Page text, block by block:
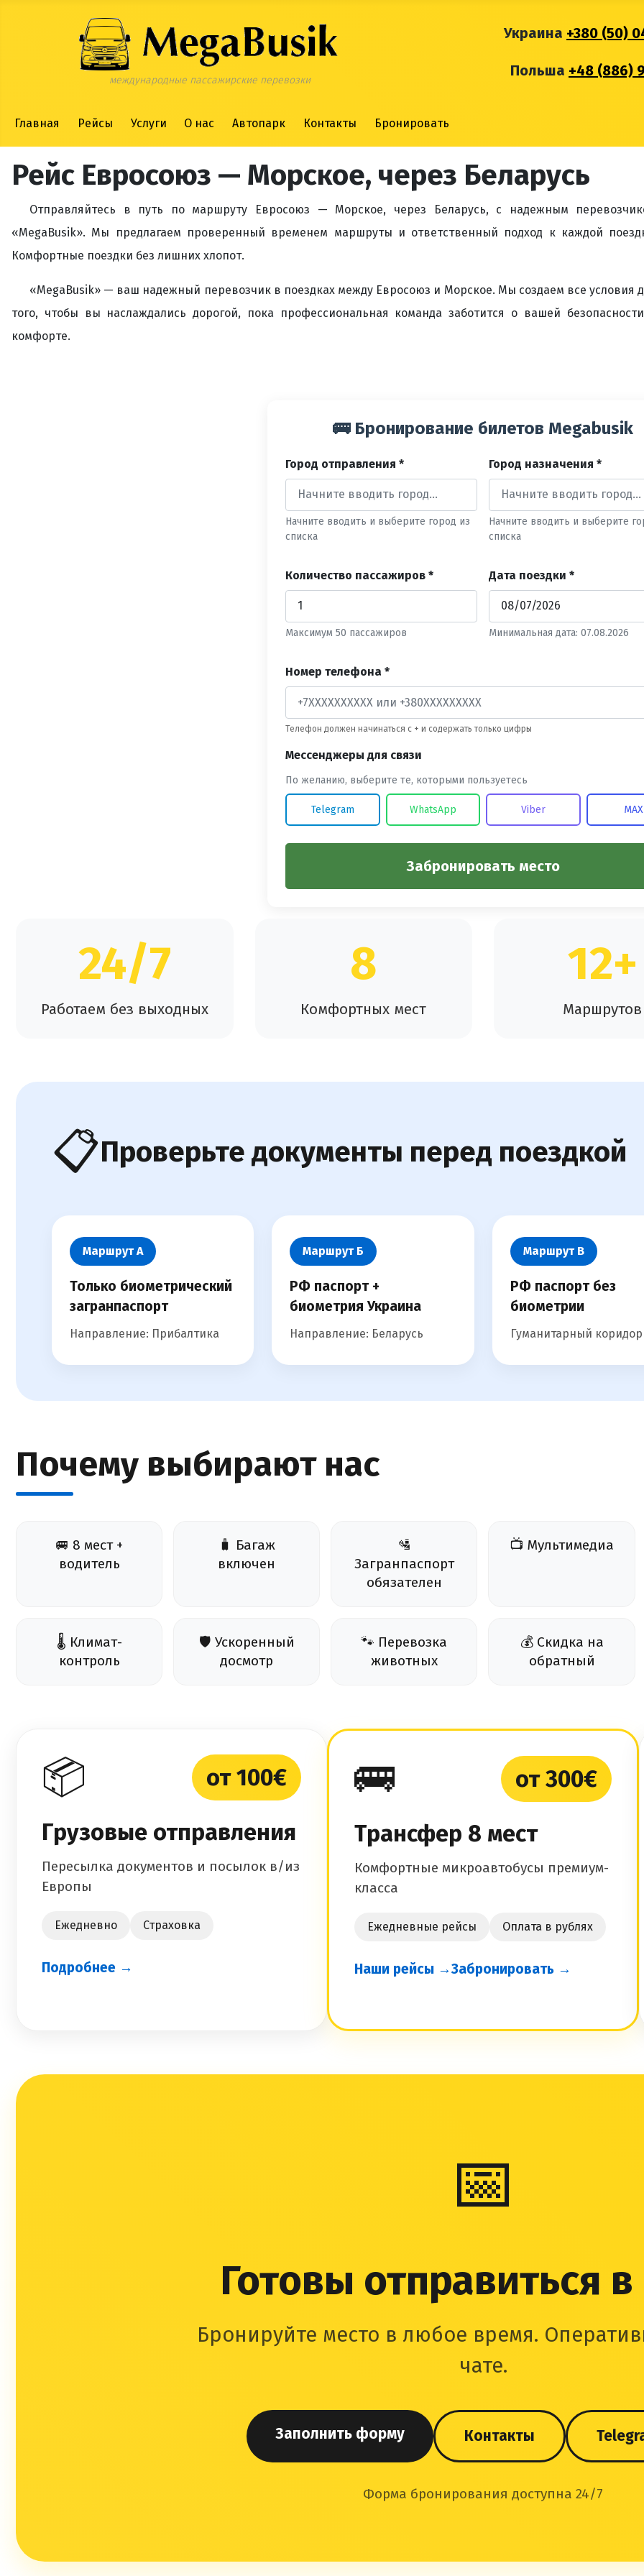
международные пассажирские перевозки
Украина +380 (50)
Польша +48 (886)
Главная Рейсы Услуги О нас Автопарк Контакты Бронировать
Рейс Евросоюз — Морское, через Беларусь
Отправляйтесь в путь по маршруту Евросоюз — Морское, через Беларусь, с надежным
«MegaBusik». Мы предлагаем проверенный временем маршруты и ответственный подход к каждой
Комфортные поездки без лишних хлопот.
«MegaBusik» — ваш надежный перевозчик в поездках между Евросоюз и Морское. Мы создаем все условия
того, чтобы вы наслаждались дорогой, пока профессиональная команда заботится о вашей
комфорте.
🚌 Бронирование билетов Megabusik
Город отправления *
Начните вводить и выберите город из
списка
Город назначения *
Начните вводить и выберите
списка
Количество пассажиров *
Максимум 50 пассажиров
Дата поездки *
Минимальная дата: 07.08.2026
Номер телефона *
Телефон должен начинаться с + и содержать только цифры
Мессенджеры для связи
По желанию, выберите те, которыми пользуетесь
Telegram WhatsApp Viber MAX
Забронировать место
24/7
Работаем без выходных
8
Комфортных мест
12+
Маршрутов
📋Проверьте документы перед поездкой
Маршрут А
Только биометрический
загранпаспорт
Направление: Прибалтика
Маршрут Б
РФ паспорт +
биометрия Украина
Направление: Беларусь
Маршрут В
РФ паспорт без
биометрии
Гуманитарный коридор
Почему выбирают нас
🚐 8 мест +
водитель
🧳 Багаж
включен
🛂
Загранпаспорт
обязателен
📺 Мультимедиа
🌡️ Климат-
контроль
🛡️ Ускоренный
досмотр
🐾 Перевозка
животных
💰 Скидка на
обратный
📦
от 100€
Грузовые отправления
Пересылка документов и посылок в/из
Европы
Ежедневно Страховка
Подробнее →
🚌
от 300€
Трансфер 8 мест
Комфортные микроавтобусы премиум-
класса
Ежедневные рейсы Оплата в рублях
Наши рейсы →Забронировать →
📅
Готовы отправиться в
Бронируйте место в любое время.
чате.
Заполнить форму Контакты
Форма бронирования доступна 24/7